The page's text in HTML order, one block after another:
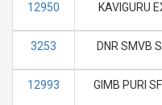
12950 KAVIGURU
3253 DNR SMVB
12993 GIMB PURI